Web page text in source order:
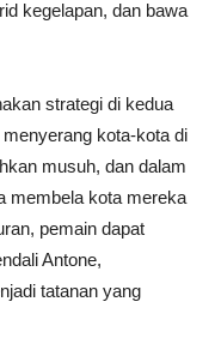
kegelapan, dan bawa
strategi di kedua
kota-kota di
musuh, dan dalam
membela kota mereka
pemain dapat
Antone,
tatanan yang